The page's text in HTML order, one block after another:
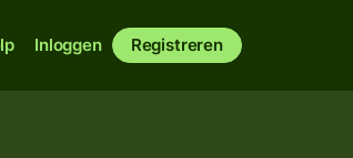
Inloggen Registreren